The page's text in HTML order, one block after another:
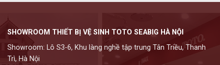
SHOWROOM THIẾT BỊ VỆ SINH TOTO SEABIG HÀ NỘI
Showroom: Lô S3-6, Khu làng nghề tập trung Tân Triều, Thanh
Trì, Hà Nội